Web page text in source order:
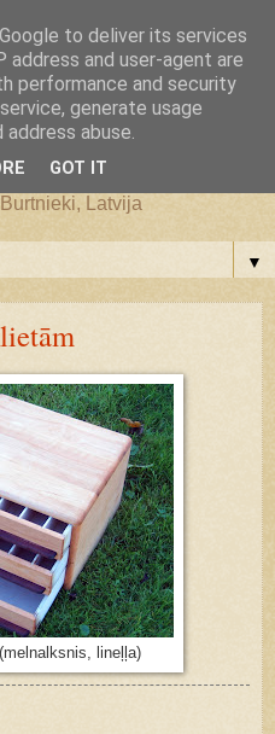
koka lietu
Latvija
▼
lineļļa)
to deliver its services
address and user-agent are
performance and security
generate usage
abuse.
GOT IT